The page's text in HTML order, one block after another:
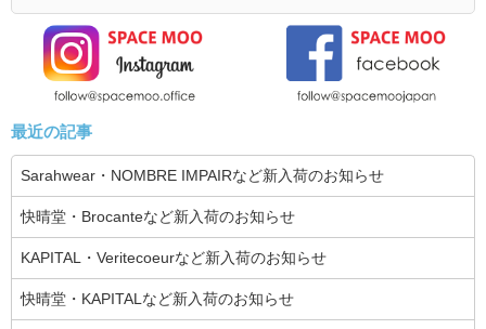
最近の記事
Sarahwear・NOMBRE IMPAIRなど新入荷のお知らせ
快晴堂・Brocanteなど新入荷のお知らせ
KAPITAL・Veritecoeurなど新入荷のお知らせ
快晴堂・KAPITALなど新入荷のお知らせ